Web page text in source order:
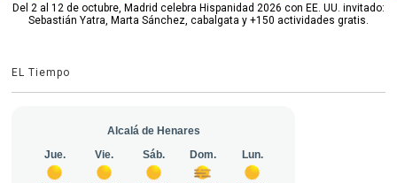
Del 2 al 12 de octubre, Madrid celebra Hispanidad 2026 con EE. UU. invitado:
Sebastián Yatra, Marta Sánchez, cabalgata y +150 actividades gratis.
EL Tiempo